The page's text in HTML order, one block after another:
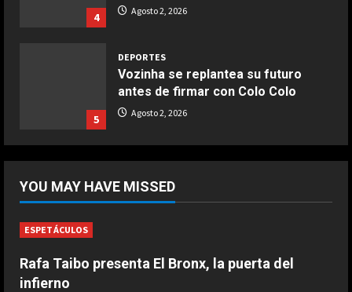
Buñuelos de alcachofas
5
COCINA
Ternera guisada con senderuelas
4 Agosto 2, 2026
5
DEPORTES
Vozinha se replantea su futuro
antes de firmar con Colo Colo
Agosto 2, 2026
esclarecer cómo surgió el
proyecto de Infantino
La CONCACAF celebra la marcha
YOU MAY HAVE MISSED
ESPETÁCULOS
Rafa Taibo presenta El Bronx, la puerta del
infierno